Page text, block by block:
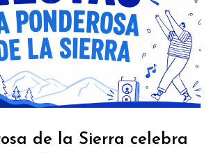
de la Sierra celebra